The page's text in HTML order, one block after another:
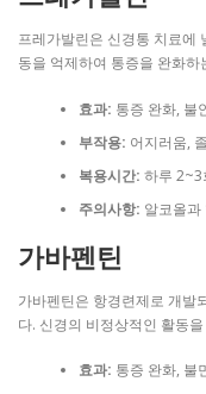
프레가발린은 신경통 치료에
동을 억제하여 통증을 완화하
효과: 통증 완화, 불
부작용: 어지러움,
복용시간: 하루 2~3
주의사항: 알코올과
가바펜틴
가바펜틴은 항경련제로 개발
다. 신경의 비정상적인 활동
효과: 통증 완화, 불